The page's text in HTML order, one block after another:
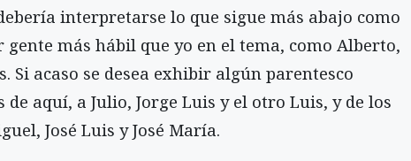
interpretarse lo que sigue más abajo como
más hábil que yo en el tema, como Alberto,
Si acaso se desea exhibir algún parentesco
aquí, a Julio, Jorge Luis y el otro Luis, y de los
José Luis y José María.